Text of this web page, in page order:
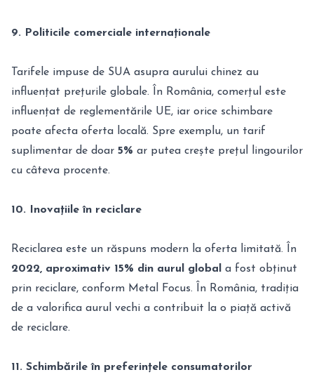
9. Politicile comerciale internaționale
Tarifele impuse de SUA asupra aurului chinez au
influențat prețurile globale. În România, comerțul este
influențat de reglementările UE, iar orice schimbare
poate afecta oferta locală. Spre exemplu, un tarif
suplimentar de doar 5% ar putea crește prețul lingourilor
cu câteva procente.
10. Inovațiile în reciclare
Reciclarea este un răspuns modern la oferta limitată. În
2022, aproximativ 15% din aurul global
a fost obținut
prin reciclare, conform Metal Focus. În România, tradiția
de a valorifica aurul vechi a contribuit la o piață activă
de reciclare.
11. Schimbările în preferințele consumatorilor